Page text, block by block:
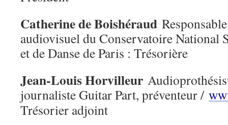
Catherine de Boishéraud
audiovisuel du Conservatoire National
et de Danse de Paris : Trésorière
Jean-Louis Horvilleur
journaliste Guitar Part, préventeur /
Trésorier adjoint